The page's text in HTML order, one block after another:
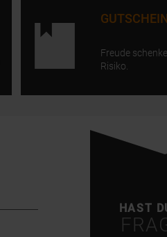
Freude
Risiko.
HAST